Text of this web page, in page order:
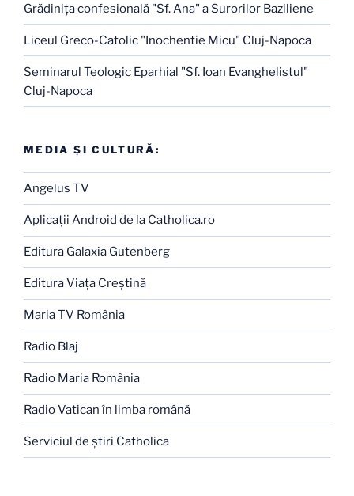
Grădiniţa confesională "Sf. Ana" a Surorilor Baziliene
Liceul Greco-Catolic "Inochentie Micu" Cluj-Napoca
Seminarul Teologic Eparhial "Sf. Ioan Evanghelistul"
Cluj-Napoca
MEDIA ŞI CULTURĂ:
Angelus TV
Aplicaţii Android de la Catholica.ro
Editura Galaxia Gutenberg
Editura Viaţa Creştină
Maria TV România
Radio Blaj
Radio Maria România
Radio Vatican în limba română
Serviciul de ştiri Catholica